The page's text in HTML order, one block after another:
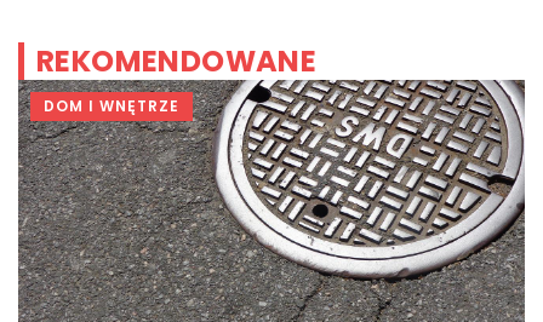
REKOMENDOWANE
DOM I WNĘTRZE